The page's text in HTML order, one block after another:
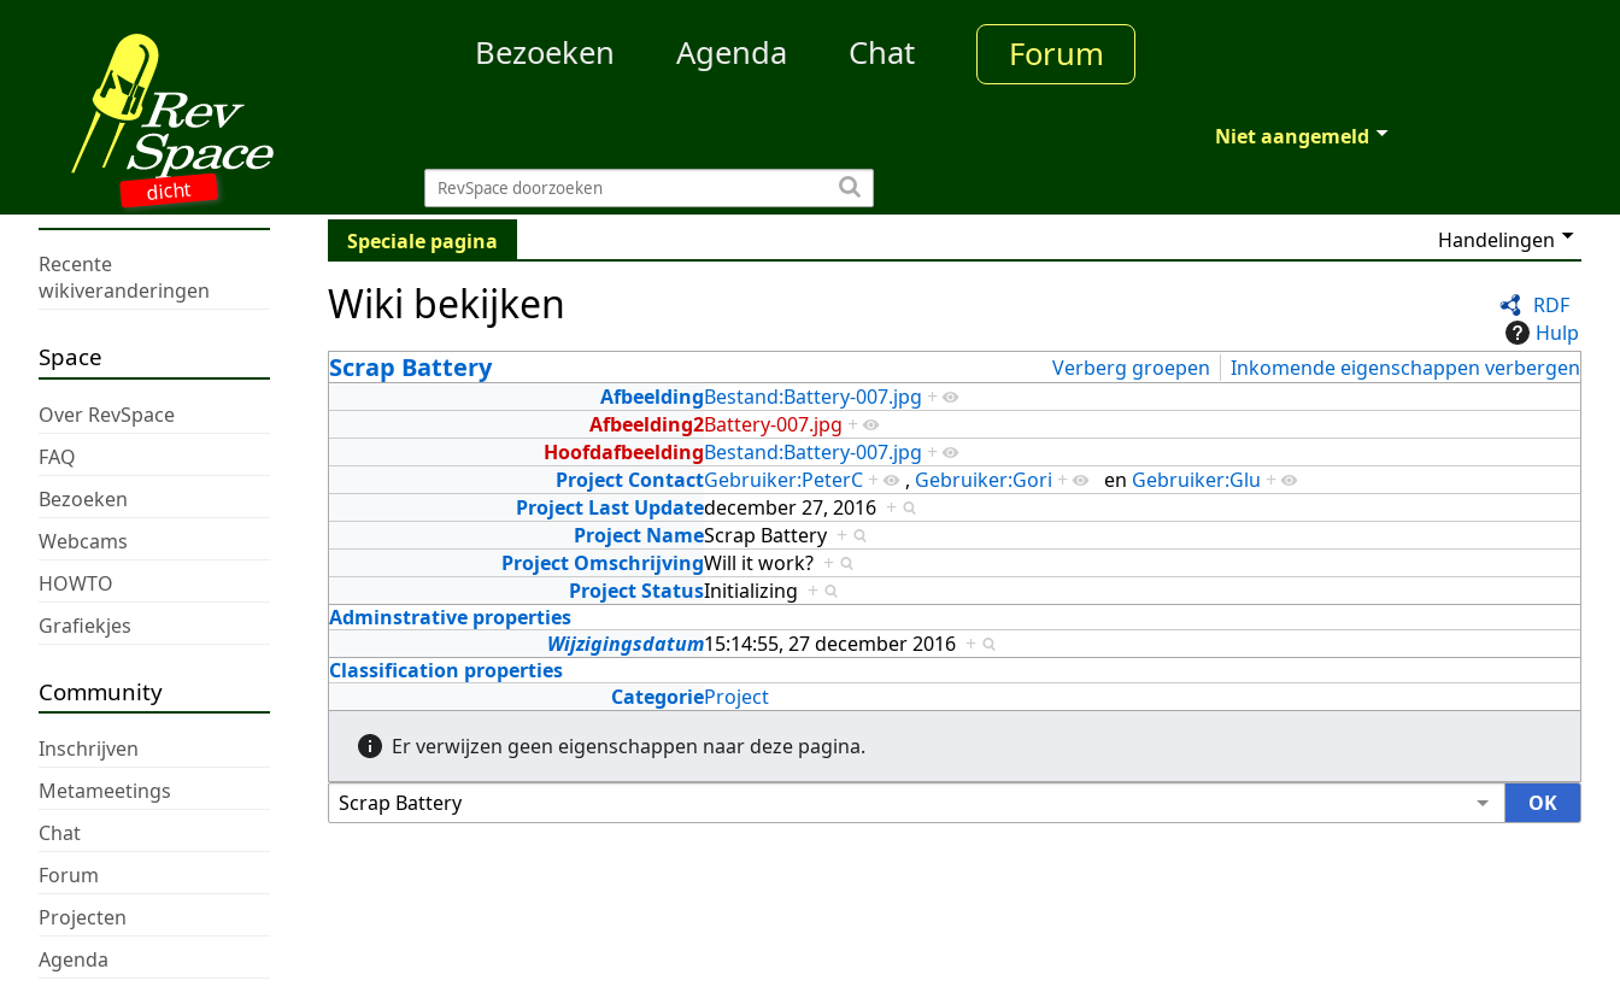
dicht
Bezoeken Agenda Chat Forum
Niet aangemeld
Recente
wikiveranderingen
Space
Over RevSpace
FAQ
Bezoeken
Webcams
HOWTO
Grafiekjes
Community
Inschrijven
Metameetings
Chat
Forum
Projecten
Agenda
Speciale pagina Handelingen
RDF
Hulp
Wiki bekijken
Scrap Battery Verberg groepen
Inkomende eigenschappen verbergen
AfbeeldingBestand:Battery-007.jpg +
Afbeelding2Battery-007.jpg +
HoofdafbeeldingBestand:Battery-007.jpg +
Project ContactGebruiker:PeterC + , Gebruiker:Gori + en Gebruiker:Glu +
Project Last Updatedecember 27, 2016 +
Project NameScrap Battery +
Project OmschrijvingWill it work? +
Project StatusInitializing +
Adminstrative properties
Wijzigingsdatum15:14:55, 27 december 2016 +
Classification properties
CategorieProject
Er verwijzen geen eigenschappen naar deze pagina.